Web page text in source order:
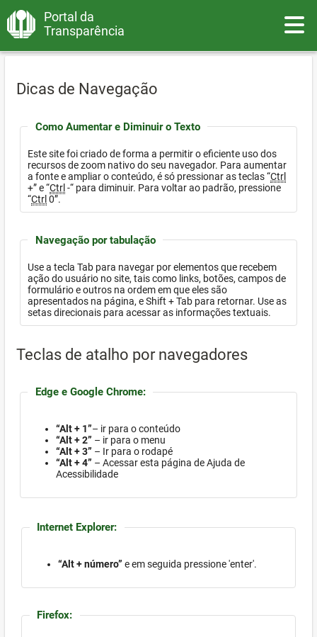
Portal da
Transparência
Dicas de Navegação
Como Aumentar e Diminuir o Texto
Este site foi criado de forma a permitir o eficiente uso dos
recursos de zoom nativo do seu navegador. Para aumentar
a fonte e ampliar o conteúdo, é só pressionar as teclas “Ctrl
+” e “Ctrl-“ para diminuir. Para voltar ao padrão, pressione
“Ctrl0”.
Navegação por tabulação
Use a tecla Tab para navegar por elementos que recebem
ação do usuário no site, tais como links, botões, campos de
formulário e outros na ordem em que eles são
apresentados na página, e Shift + Tab para retornar. Use as
setas direcionais para acessar as informações textuais.
Teclas de atalho por navegadores
Edge e Google Chrome:
“Alt + 1”– ir para o conteúdo
“Alt + 2” – ir para o menu
“Alt + 3” – Ir para o rodapé
“Alt + 4” – Acessar esta página de Ajuda de
Acessibilidade
Internet Explorer:
“Alt + número” e em seguida pressione 'enter'.
Firefox: